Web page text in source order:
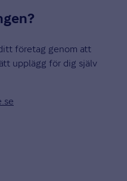
företag genom att
upplägg för dig själv